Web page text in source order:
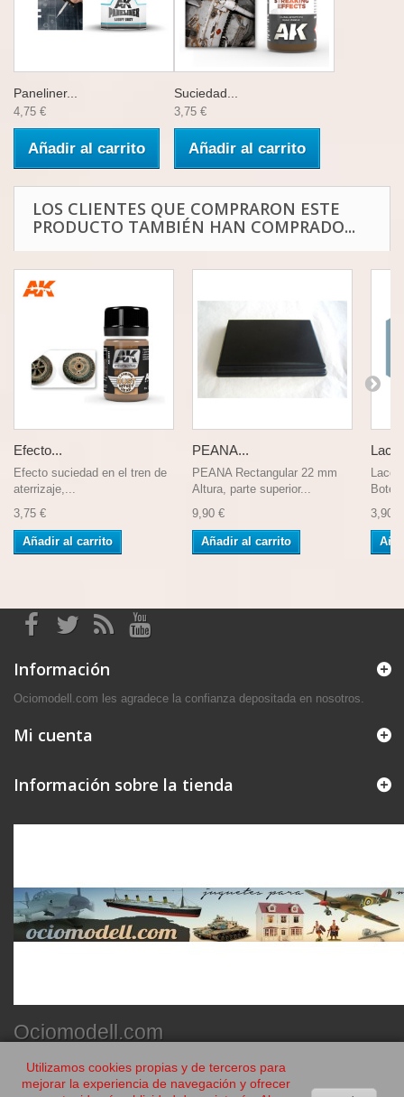
Paneliner...
4,75 €
Añadir al carrito
Suciedad...
3,75 €
Añadir al carrito
LOS CLIENTES QUE COMPRARON ESTE
PRODUCTO TAMBIÉN HAN COMPRADO...
Efecto...
Efecto suciedad en el tren de
aterrizaje,...
3,75 €
Añadir al carrito
PEANA...
PEANA Rectangular 22 mm
Altura, parte superior...
9,90 €
Añadir al carrito
Bote
3,90 €
Información
Ociomodell.com les agradece la confianza depositada en nosotros.
Mi cuenta
Información sobre la tienda
Ociomodell.com
Utilizamos cookies propias y de terceros para
mejorar la experiencia de navegación y ofrecer